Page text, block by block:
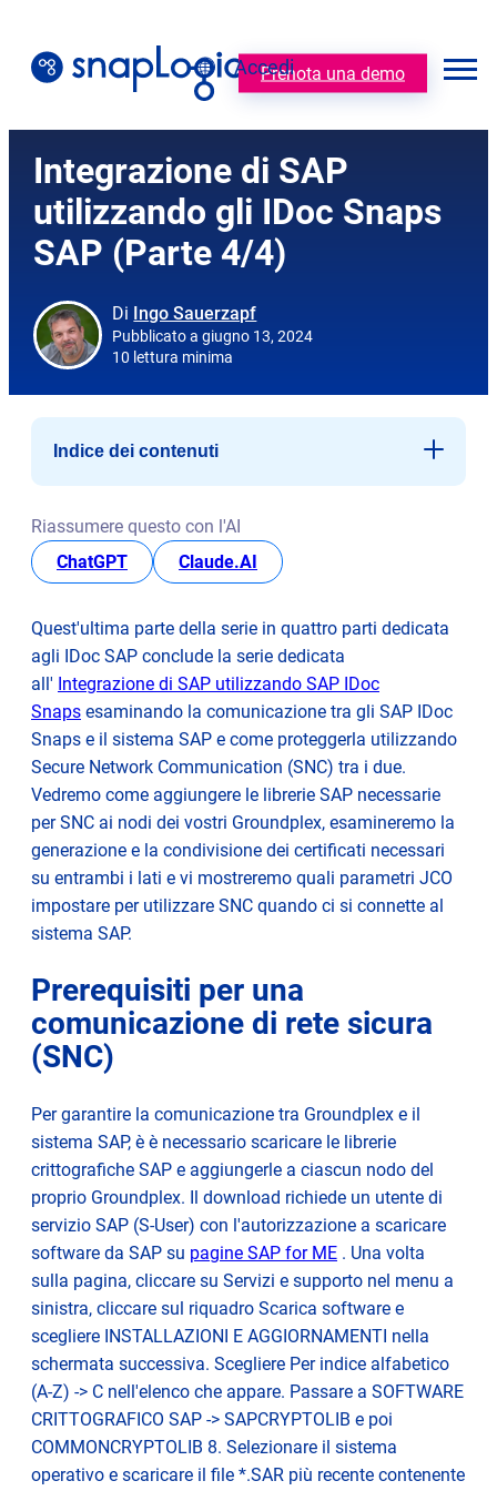
contenuto
Prenota una demo
ItalianoAccedi
Integrazione di SAP
utilizzando gli IDoc Snaps
SAP (Parte 4/4)
Di Ingo Sauerzapf
Pubblicato a giugno 13, 2024
10 lettura minima
Indice dei contenuti
Aggiungere e configurare le librerie sui nodi GroundPlex
Esaminare le diverse opzioni per SNC all'interno del
sistema SAP
Riassumere questo con l'AI
ChatGPTopens in new tab
Claude.AI opens in new tab
Quest'ultima parte della serie in quattro parti dedicata
agli IDoc SAP conclude la serie dedicata
all' Integrazione di SAP utilizzando SAP IDoc
Snaps esaminando la comunicazione tra gli SAP IDoc
Snaps e il sistema SAP e come proteggerla utilizzando
Secure Network Communication (SNC) tra i due.
Vedremo come aggiungere le librerie SAP necessarie
per SNC ai nodi dei vostri Groundplex, esamineremo la
generazione e la condivisione dei certificati necessari
su entrambi i lati e vi mostreremo quali parametri JCO
impostare per utilizzare SNC quando ci si connette al
sistema SAP.
Prerequisiti per una
comunicazione di rete sicura
(SNC)
Per garantire la comunicazione tra Groundplex e il
sistema SAP, è è necessario scaricare le librerie
crittografiche SAP e aggiungerle a ciascun nodo del
proprio Groundplex. Il download richiede un utente di
servizio SAP (S-User) con l'autorizzazione a scaricare
software da SAP su pagine SAP for MEopens
in
new
tab
. Una volta
sulla pagina, cliccare su Servizi e supporto nel menu a
sinistra, cliccare sul riquadro Scarica software e
scegliere INSTALLAZIONI E AGGIORNAMENTI nella
schermata successiva. Scegliere Per indice alfabetico
(A-Z) -> C nell'elenco che appare. Passare a SOFTWARE
CRITTOGRAFICO SAP -> SAPCRYPTOLIB e poi
COMMONCRYPTOLIB 8. Selezionare il sistema
operativo e scaricare il file *.SAR più recente contenente